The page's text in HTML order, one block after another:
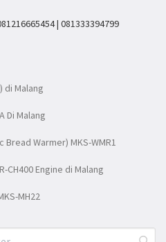
| 081333394799
di Malang
Di Malang
Warmer) MKS-WMR1
CH400 Engine di Malang
MH22